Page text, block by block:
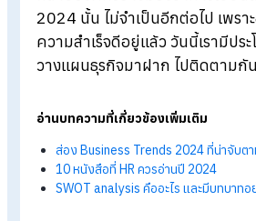
Blog > การเขียนแผนธุรกิจ ในปี 2024 ยัง
หลายองค์กรอาจมองว่าการเ
2024 นั้น ไม่จำเป็นอีกต่อไป